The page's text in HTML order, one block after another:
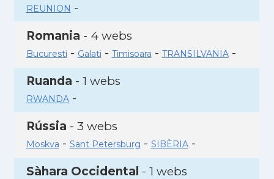
REUNION -
Romania - 4 webs
Bucuresti - Galati - Timisoara - TRANSILVANIA-
Ruanda - 1 webs
RWANDA-
Rússia - 3 webs
Moskva - Sant Petersburg - SIBÈRIA-
Sàhara Occidental - 1 webs